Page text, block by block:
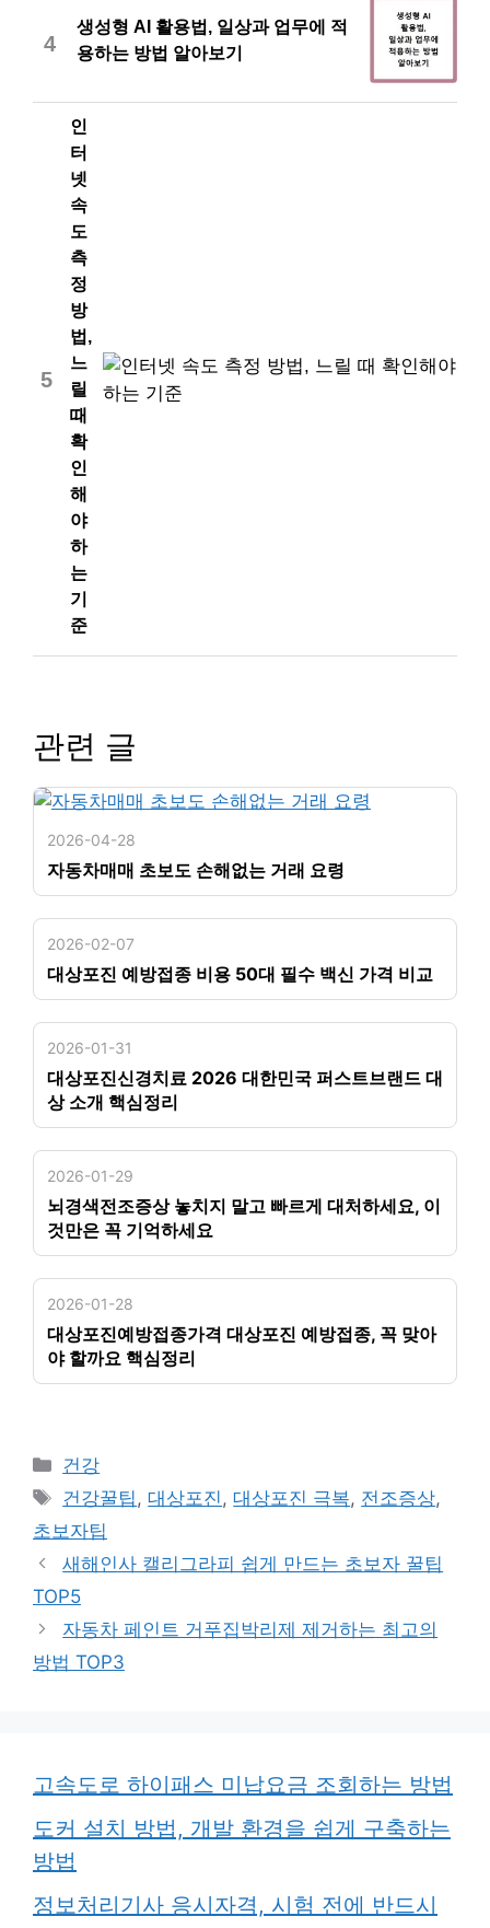
4
생성형 AI 활용법, 일상과 업무에 적
용하는 방법 알아보기
5
인
터
넷
속
도
측
정
방
법,
느
릴
때
확
인
해
야
하
는
기
준
관련 글
2026-04-28
자동차매매 초보도 손해없는 거래 요령
2026-02-07
대상포진 예방접종 비용 50대 필수 백신 가격 비교
2026-01-31
대상포진신경치료 2026 대한민국 퍼스트브랜드 대
상 소개 핵심정리
2026-01-29
뇌경색전조증상 놓치지 말고 빠르게 대처하세요, 이
것만은 꼭 기억하세요
2026-01-28
대상포진예방접종가격 대상포진 예방접종, 꼭 맞아
야 할까요 핵심정리
카
테
리
건강
태
그
건강꿀팁,대상포진,대상포진 극복, 전조증상,
초보자팁
새해인사 캘리그라피 쉽게 만드는 초보자 꿀팁
TOP5
자동차 페인트 거푸집박리제 제거하는 최고의
방법 TOP3
고속도로 하이패스 미납요금 조회하는 방법
도커 설치 방법, 개발 환경을 쉽게 구축하는
방법
정보처리기사 응시자격, 시험 전에 반드시